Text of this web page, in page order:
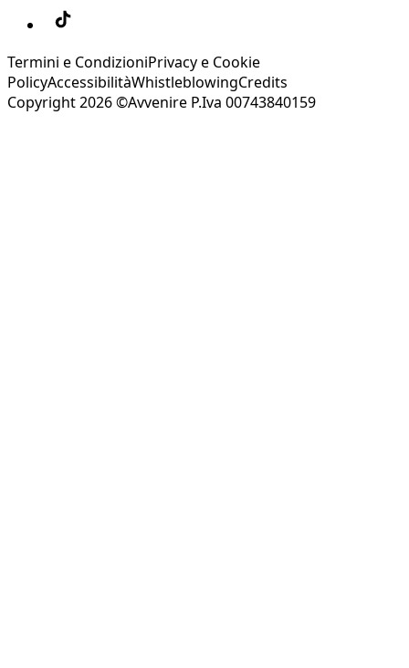
Termini e CondizioniPrivacy e Cookie
PolicyAccessibilitàWhistleblowingCredits
Copyright 2026 ©Avvenire P.Iva 00743840159